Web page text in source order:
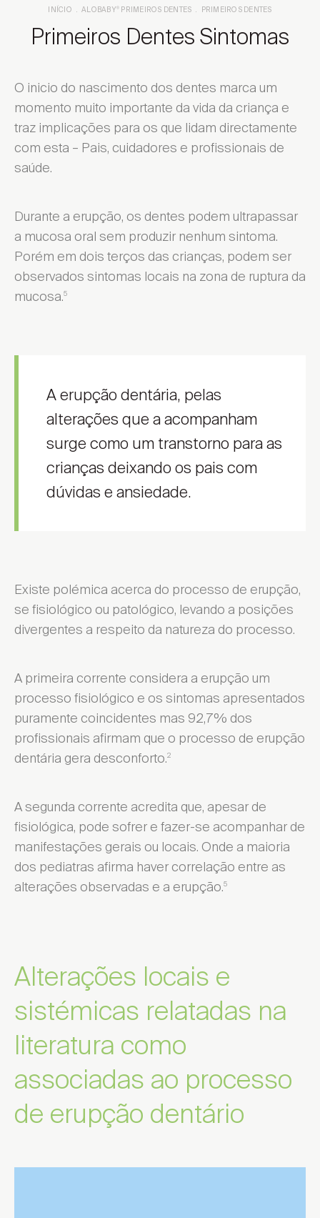
INÍCIO ALOBABY® PRIMEIROS DENTES PRIMEIROS DENTES
Primeiros Dentes Sintomas
O inicio do nascimento dos dentes marca um
momento muito importante da vida da criança e
traz implicações para os que lidam directamente
com esta – Pais, cuidadores e profissionais de
saúde.
Durante a erupção, os dentes podem ultrapassar
a mucosa oral sem produzir nenhum sintoma.
Porém em dois terços das crianças, podem ser
observados sintomas locais na zona de ruptura da
mucosa.5
A erupção dentária, pelas
alterações que a acompanham
surge como um transtorno para as
crianças deixando os pais com
dúvidas e ansiedade.
Existe polémica acerca do processo de erupção,
se fisiológico ou patológico, levando a posições
divergentes a respeito da natureza do processo.
A primeira corrente considera a erupção um
processo fisiológico e os sintomas apresentados
puramente coincidentes mas 92,7% dos
profissionais afirmam que o processo de erupção
dentária gera desconforto.2
A segunda corrente acredita que, apesar de
fisiológica, pode sofrer e fazer-se acompanhar de
manifestações gerais ou locais. Onde a maioria
dos pediatras afirma haver correlação entre as
alterações observadas e a erupção.5
Alterações locais e
sistémicas relatadas na
literatura como
associadas ao processo
de erupção dentário